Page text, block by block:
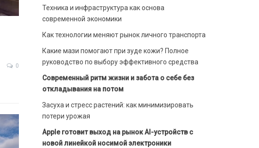
0
Техника и инфраструктура как основа
современной экономики
Как технологии меняют рынок личного транспорта
Какие мази помогают при зуде кожи? Полное
руководство по выбору эффективного средства
Современный ритм жизни и забота о себе без
откладывания на потом
Засуха и стресс растений: как минимизировать
потери урожая
Apple готовит выход на рынок AI-устройств с
новой линейкой носимой электроники